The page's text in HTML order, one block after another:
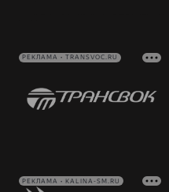
РЕКЛАМА • TRANSVOC.RU
РЕКЛАМА • KALINA-SM.RU